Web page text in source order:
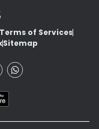
Terms of Services
Sitemap